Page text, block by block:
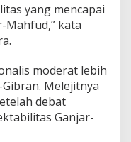
yang mencapai
Mahfud,” kata
moderat lebih
Melejitnya
debat
Ganjar-